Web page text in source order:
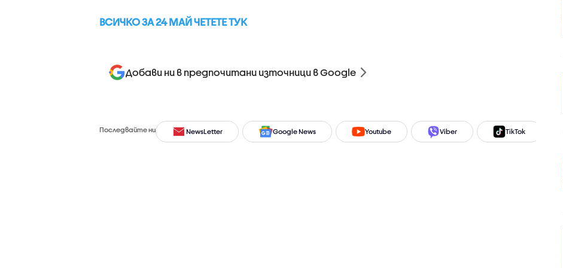
ВСИЧКО ЗА 24 МАЙ ЧЕТЕТЕ ТУК
Добави ни в предпочитани източници в Google
Последвайте ни NewsLetter Google News Youtube Viber TikTok